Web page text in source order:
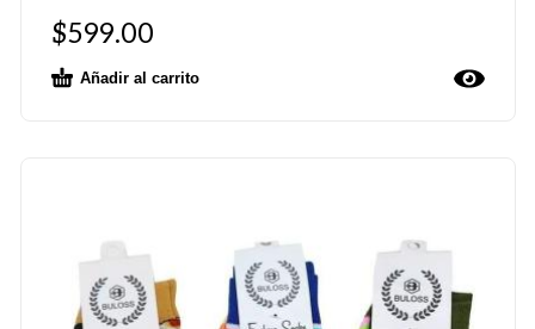
$599.00
Añadir al carrito